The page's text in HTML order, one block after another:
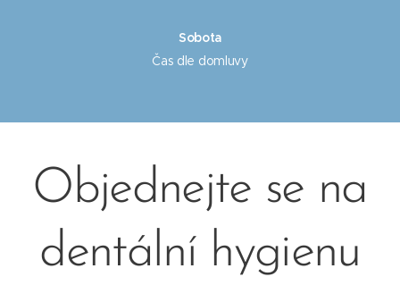
Sobota
Čas dle domluvy
Objednejte se na
dentální hygienu